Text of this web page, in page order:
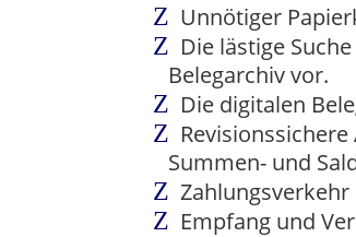
Unnötiger
Die lästige
Belegarchiv vor.
Die digitalen
Summen- und
Empfang und